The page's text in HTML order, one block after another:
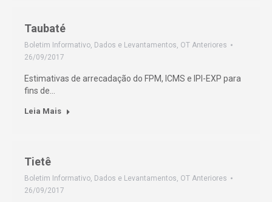
Taubaté
Boletim Informativo, Dados e Levantamentos, OT Anteriores
26/09/2017
Estimativas de arrecadação do FPM, ICMS e IPI-EXP para
fins de…
Leia Mais
Tietê
Boletim Informativo, Dados e Levantamentos, OT Anteriores
26/09/2017